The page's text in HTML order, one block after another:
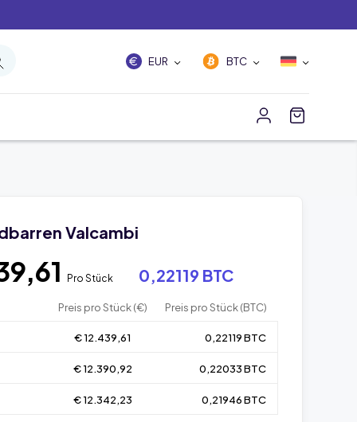
EUR BTC
Valcambi
Pro Stück 0,22119 BTC
Preis pro Stück (€) Preis pro Stück (BTC)
€ 12.439,61 0,22119 BTC
€ 12.390,92 0,22033 BTC
€ 12.342,23 0,21946 BTC